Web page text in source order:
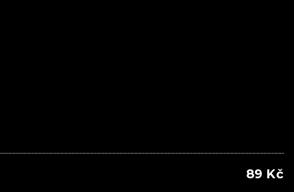
89 Kč